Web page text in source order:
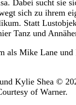
Dabei sucht sie
sich zu ihrem
Statt
Tanz und
Kylie Shea ©
of Warner.